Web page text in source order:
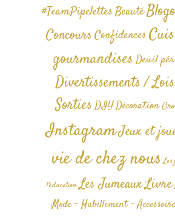
#TeamPipelettesBeauté
ConcoursConfidences
gourmandises Deuil
Divertissements /
SortiesDIYDécoration
InstagramJeux et
vie de chez nous
l'éducation Les JumeauxLivre
Mode - Habillement -